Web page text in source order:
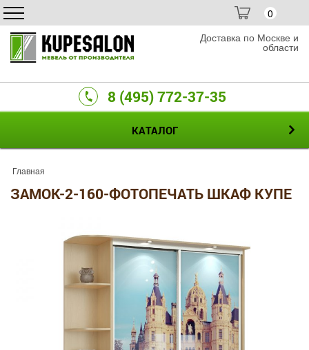
0
Доставка по Москве и
области
8 (495) 772-37-35
КАТАЛОГ
Главная
ЗАМОК-2-160-ФОТОПЕЧАТЬ ШКАФ КУПЕ